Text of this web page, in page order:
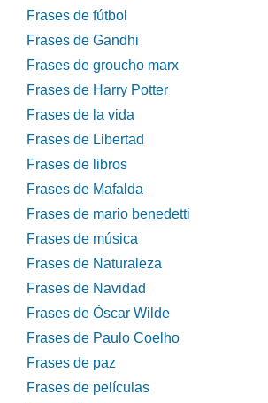
Frases de fútbol
Frases de Gandhi
Frases de groucho marx
Frases de Harry Potter
Frases de la vida
Frases de Libertad
Frases de libros
Frases de Mafalda
Frases de mario benedetti
Frases de música
Frases de Naturaleza
Frases de Navidad
Frases de Óscar Wilde
Frases de Paulo Coelho
Frases de paz
Frases de películas